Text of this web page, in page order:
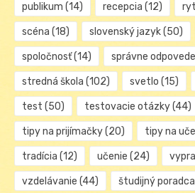
publikum (14) recepcia (12)
scéna (18) slovenský jazyk(50)
spoločnosť(14) správne odpovede
stredná škola (102) svetlo (15)
test (50) testovacie otázky(44)
tipy na prijímačky(20) tipy na
tradícia (12) učenie (24)
vzdelávanie (44) študijný poradca